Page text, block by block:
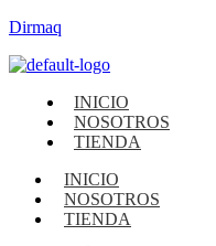
Dirmaq
INICIO
NOSOTROS
TIENDA
INICIO
NOSOTROS
TIENDA